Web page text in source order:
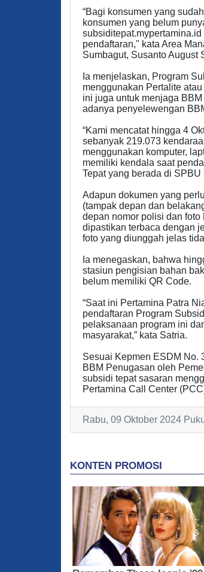
“Bagi konsumen yang
konsumen yang belum
pendaftaran," kata Area
Sumbagut, Susanto August
Ia menjelaskan, Program
menggunakan Pertalite
ini juga untuk menjaga
adanya penyelewengan
“Kami mencatat hingga 4
sebanyak 219.073
menggunakan komputer,
memiliki kendala saat
Tepat yang berada di SPBU
Adapun dokumen yang
(tampak depan dan
depan nomor polisi dan
dipastikan terbaca dengan
foto yang diunggah jelas
Ia menegaskan, bahwa
stasiun pengisian bahan
belum memiliki QR Code.
“Saat ini Pertamina Patra
pendaftaran Program
pelaksanaan program ini
masyarakat,” kata Satria.
Sesuai Kepmen ESDM No.
BBM Penugasan oleh
subsidi tepat sasaran
Pertamina Call Center
Rabu, 09 Oktober 2024